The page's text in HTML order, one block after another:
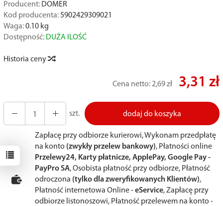
Producent: DOMER
Kod producenta: 5902429309021
Waga: 0.10kg
Dostępność: DUŻA ILOŚĆ
Historia ceny
Cena netto:2,69 zł 3,31 zł
szt. dodaj do koszyka
Zapłacę przy odbiorze kurierowi, Wykonam przedpłatę
na konto (zwykły przelew bankowy), Płatności online
Przelewy24, Karty płatnicze, ApplePay, Google Pay -
PayPro SA, Osobista płatność przy odbiorze, Płatność
odroczona (tylko dla zweryfikowanych Klientów),
Płatność internetowa Online -eService, Zapłacę przy
odbiorze listonoszowi, Płatność przelewem na konto -